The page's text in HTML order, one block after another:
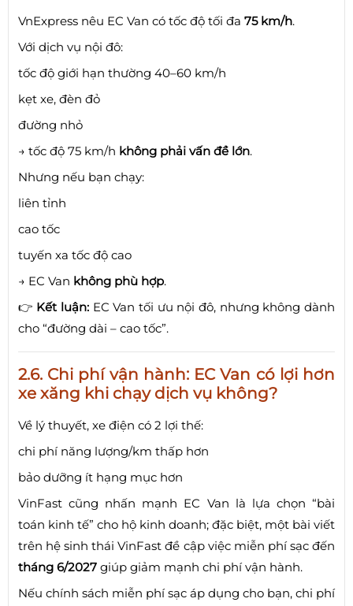
VnExpress nêu EC Van có tốc độ tối đa 75 km/h.
Với dịch vụ nội đô:
tốc độ giới hạn thường 40–60 km/h
kẹt xe, đèn đỏ
đường nhỏ
→ tốc độ 75 km/h không phải vấn đề lớn.
Nhưng nếu bạn chạy:
liên tỉnh
cao tốc
tuyến xa tốc độ cao
→ EC Van không phù hợp.
👉 Kết luận: EC Van tối ưu nội đô, nhưng không dành
cho “đường dài – cao tốc”.
2.6. Chi phí vận hành: EC Van có lợi hơn
xe xăng khi chạy dịch vụ không?
Về lý thuyết, xe điện có 2 lợi thế:
chi phí năng lượng/km thấp hơn
bảo dưỡng ít hạng mục hơn
VinFast cũng nhấn mạnh EC Van là lựa chọn “bài
toán kinh tế” cho hộ kinh doanh; đặc biệt, một bài viết
trên hệ sinh thái VinFast đề cập việc miễn phí sạc đến
tháng 6/2027 giúp giảm mạnh chi phí vận hành.
Nếu chính sách miễn phí sạc áp dụng cho bạn, chi phí